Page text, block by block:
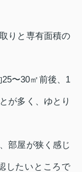
りと専有面積の
〜30㎡前後、1
が多く、ゆとり
部屋が狭く感じ
したいところで